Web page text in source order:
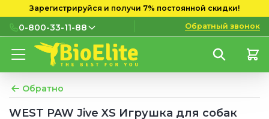
Зарегистрируйся и получи 7% постоянной скидки!
0-800-33-11-88
0-800-33-11-88
мобильных номеров
(097) 133 11 88
Обратный звонок
Обратно
WEST PAW Jive XS Игрушка для собак